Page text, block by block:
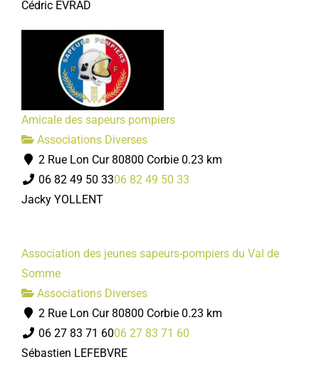
Cédric EVRAD
Amicale des sapeurs pompiers
Associations Diverses
2 Rue Lon Cur 80800 Corbie 0.23 km
06 82 49 50 3306 82 49 50 33
Jacky YOLLENT
Association des jeunes sapeurs-pompiers du Val de
Somme
Associations Diverses
2 Rue Lon Cur 80800 Corbie 0.23 km
06 27 83 71 6006 27 83 71 60
Sébastien LEFEBVRE